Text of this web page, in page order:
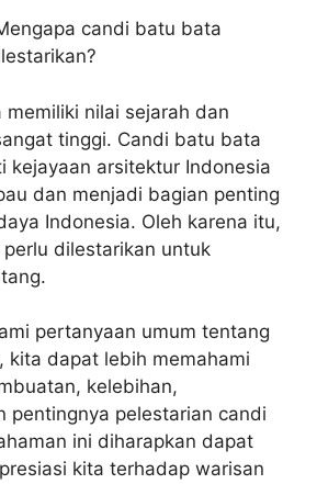
candi batu bata
nilai sejarah dan
tinggi. Candi batu bata
kejayaan arsitektur Indonesia
dan menjadi bagian penting
Indonesia. Oleh karena itu,
dilestarikan untuk
pertanyaan umum tentang
kita dapat lebih memahami
kelebihan,
pentingnya pelestarian candi
ini diharapkan dapat
kita terhadap warisan